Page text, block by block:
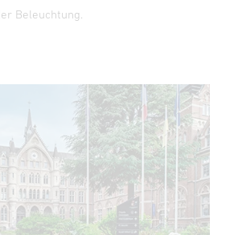
Beleuchtung.